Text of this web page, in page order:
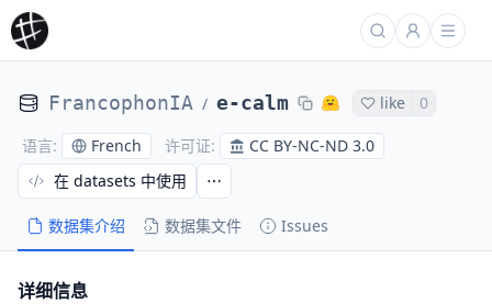
FrancophonIA / e-calm like 0
语言: French 许可证: CC BY-NC-ND 3.0
数据集介绍 数据集文件 Issues
在 datasets 中使用
详细信息